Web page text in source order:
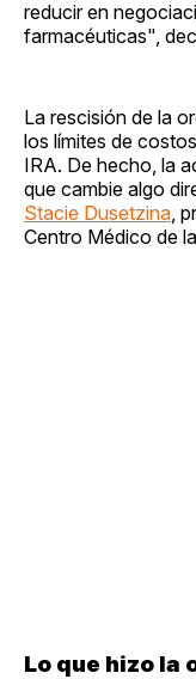
reducir en
farmacéuticas",
La rescisión de la
los límites de
IRA. De hecho, la
que cambie algo
Stacie Dusetzina ,
Centro Médico de
Lo que hizo la